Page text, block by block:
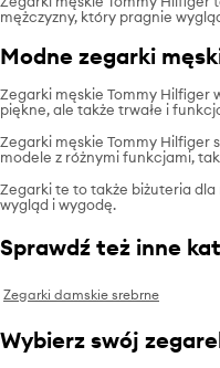
mężczyzny, który pragnie
Modne zegarki
Zegarki męskie Tommy Hilfiger
piękne, ale także trwałe i
Zegarki męskie Tommy Hilfiger
modele z różnymi funkcjami,
Zegarki te to także biżuteria dla
wygląd i wygodę.
Sprawdź też inne
Zegarki damskie srebrne
Wybierz swój